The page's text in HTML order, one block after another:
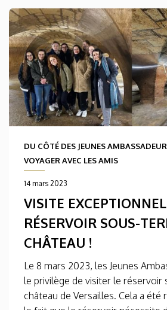
DU CÔTÉ DES JEUNES
VOYAGER AVEC LES AMIS
14 mars 2023
VISITE
RÉSERVOIR SOUS-
CHÂTEAU !
Le 8 mars 2023, les Jeunes
le privilège de visiter le réservoir
château de Versailles. Cela a été